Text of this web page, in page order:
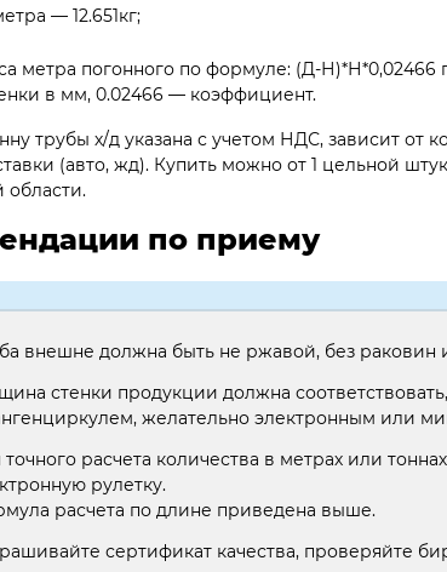
— 12.651кг;
метра погонного по формуле: (Д-
в мм, 0.02466 — коэффициент.
трубы х/д указана с учетом НДС, зависит
(авто, жд). Купить можно от 1 цельной
области.
по приему
внешне должна быть не ржавой, без
стенки продукции должна
желательно электронным или
расчета количества в метрах или
рулетку.
расчета по длине приведена выше.
сертификат качества, проверяйте